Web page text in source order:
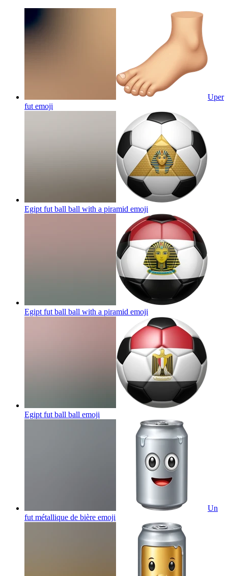
Uper
fut emoji
Egipt fut ball ball with a piramid emoji
Egipt fut ball ball with a piramid emoji
Egipt fut ball ball emoji
Un
fut métallique de bière emoji